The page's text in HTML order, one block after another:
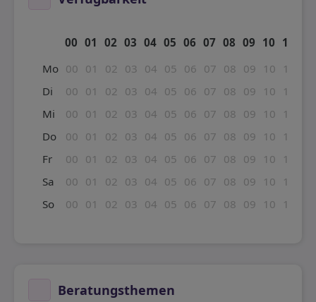
00 01 02 03 04 05 06 07 08 09 10 11
Mo 00 01 02 03 04 05 06 07 08 09 10 11
Di
00 01 02 03 04 05 06 07 08 09 10 11
Mi
00 01 02 03 04 05 06 07 08 09 10 11
Do
00 01 02 03 04 05 06 07 08 09 10 11
Fr
00 01 02 03 04 05 06 07 08 09 10 11
Sa
00 01 02 03 04 05 06 07 08 09 10 11
So
00 01 02 03 04 05 06 07 08 09 10 11
Beratungsthemen